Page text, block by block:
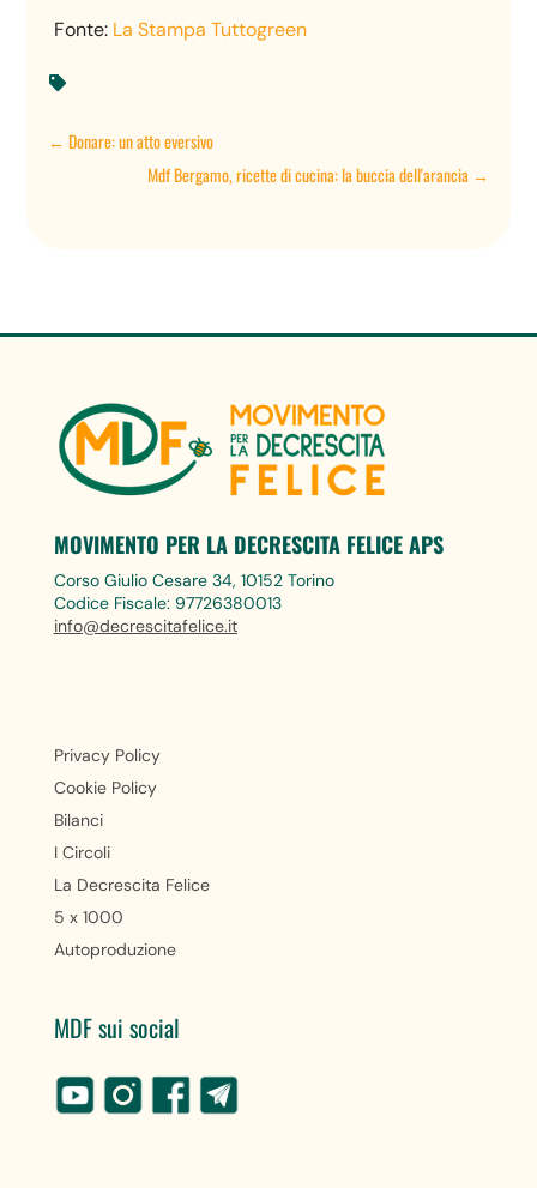
Fonte: La Stampa Tuttogreen

←Donare: un atto eversivo
Mdf Bergamo, ricette di cucina: la buccia dell'arancia →
MOVIMENTO PER LA DECRESCITA FELICE APS
Corso Giulio Cesare 34, 10152 Torino
Codice Fiscale: 97726380013
info@decrescitafelice.it
Privacy Policy
Cookie Policy
Bilanci
I Circoli
La Decrescita Felice
5 x 1000
Autoproduzione
MDF sui social